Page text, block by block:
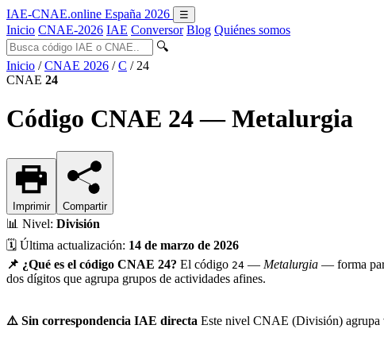
IAE-CNAE.online España 2026 ☰
Inicio CNAE-2026 IAE Conversor Blog Quiénes somos
🔍
Inicio / CNAE 2026 / C / 24
CNAE 24
Código CNAE 24 — Metalurgia
Imprimir Compartir
📊 Nivel: División
🗓️ Última actualización: 14 de marzo de 2026
📌 ¿Qué es el código CNAE 24? El código 24 — Metalurgia — forma
dos dígitos que agrupa grupos de actividades afines.
⚠️ Sin correspondencia IAE directa Este nivel CNAE (División) agrupa